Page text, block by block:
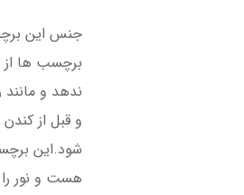
جنس این
برچسب ها از
ندهد و مانند
و قبل از
شود.این
هست و نور